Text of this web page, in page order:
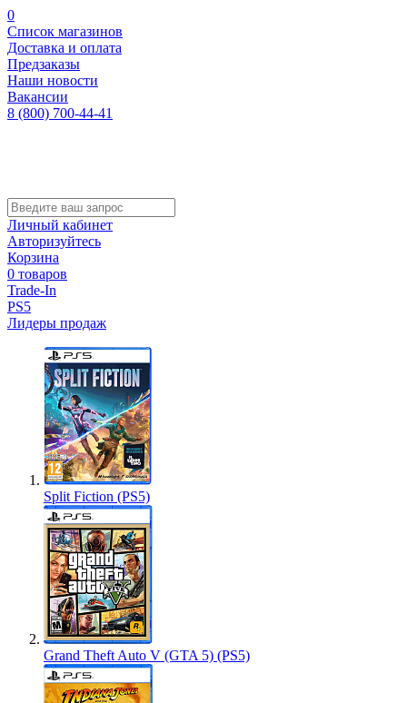
0
Список магазинов
Доставка и оплата
Предзаказы
Наши новости
Вакансии
8 (800) 700-44-41
Личный кабинет
Авторизуйтесь
Корзина
0 товаров
Trade-In
PS5
Лидеры продаж
Split Fiction (PS5)
Grand Theft Auto V (GTA 5) (PS5)